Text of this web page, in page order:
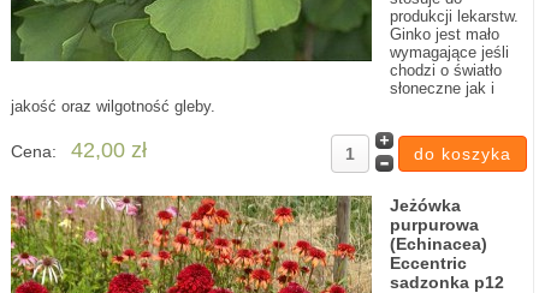
produkcji lekarstw.
Ginko jest mało
wymagające jeśli
chodzi o światło
słoneczne jak i
jakość oraz wilgotność gleby.
Cena: 42,00 zł
Jeżówka
purpurowa
(Echinacea)
Eccentric
sadzonka p12